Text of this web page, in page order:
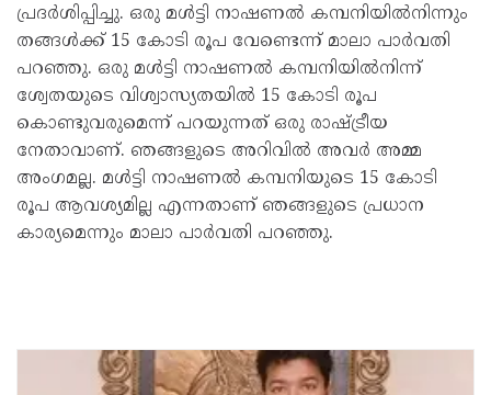
പ്രദര്‍ശിപ്പിച്ചു. ഒരു മള്‍ട്ടി നാഷണല്‍ കമ്പനിയില്‍നിന്നും
തങ്ങള്‍ക്ക് 15 കോടി രൂപ വേണ്ടെന്ന് മാലാ പാര്‍വതി
പറഞ്ഞു. ഒരു മള്‍ട്ടി നാഷണല്‍ കമ്പനിയില്‍നിന്ന്
ശ്വേതയുടെ വിശ്വാസ്യതയില്‍ 15 കോടി രൂപ
കൊണ്ടുവരുമെന്ന് പറയുന്നത് ഒരു രാഷ്ട്രീയ
നേതാവാണ്. ഞങ്ങളുടെ അറിവില്‍ അവര്‍ അമ്മ
അംഗമല്ല. മള്‍ട്ടി നാഷണല്‍ കമ്പനിയുടെ 15 കോടി
രൂപ ആവശ്യമില്ല എന്നതാണ് ഞങ്ങളുടെ പ്രധാന
കാര്യമെന്നും മാലാ പാര്‍വതി പറഞ്ഞു.